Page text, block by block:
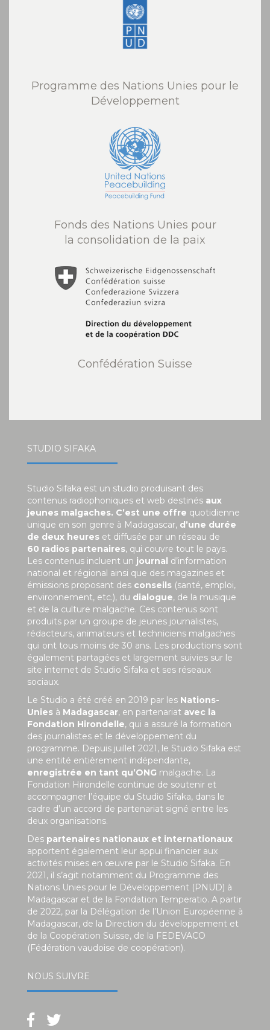
Programme des Nations Unies pour le
Développement
Fonds des Nations Unies pour
la consolidation de la paix
Confédération Suisse
STUDIO SIFAKA
Studio Sifaka est un studio produisant des
contenus radiophoniques et web destinés aux
jeunes malgaches. C’est une offre quotidienne
unique en son genre à Madagascar, d’une durée
de deux heures et diffusée par un réseau de
60 radios partenaires, qui couvre tout le pays.
Les contenus incluent un journal d’information
national et régional ainsi que des magazines et
émissions proposant des conseils (santé, emploi,
environnement, etc.), du dialogue, de la musique
et de la culture malgache. Ces contenus sont
produits par un groupe de jeunes journalistes,
rédacteurs, animateurs et techniciens malgaches
qui ont tous moins de 30 ans. Les productions sont
également partagées et largement suivies sur le
site internet de Studio Sifaka et ses réseaux
sociaux.
Le Studio a été créé en 2019 par les Nations-
Unies à Madagascar, en partenariat avec la
Fondation Hirondelle, qui a assuré la formation
des journalistes et le développement du
programme. Depuis juillet 2021, le Studio Sifaka est
une entité entièrement indépendante,
enregistrée en tant qu’ONG malgache. La
Fondation Hirondelle continue de soutenir et
accompagner l’équipe du Studio Sifaka, dans le
cadre d’un accord de partenariat signé entre les
deux organisations.
Des partenaires nationaux et internationaux
apportent également leur appui financier aux
activités mises en œuvre par le Studio Sifaka. En
2021, il s’agit notamment du Programme des
Nations Unies pour le Développement (PNUD) à
Madagascar et de la Fondation Temperatio. A partir
de 2022, par la Délégation de l’Union Européenne à
Madagascar, de la Direction du développement et
de la Coopération Suisse, de la FEDEVACO
(Fédération vaudoise de coopération).
NOUS SUIVRE